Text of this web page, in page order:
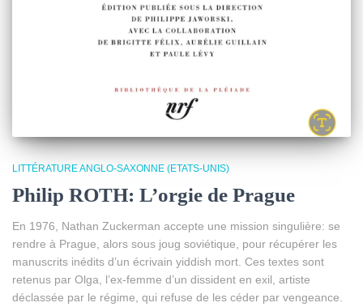
LITTÉRATURE ANGLO-SAXONNE (ETATS-UNIS)
Philip ROTH: L’orgie de Prague
En 1976, Nathan Zuckerman accepte une mission singulière: se
rendre à Prague, alors sous joug soviétique, pour récupérer les
manuscrits inédits d’un écrivain yiddish mort. Ces textes sont
retenus par Olga, l’ex-femme d’un dissident en exil, artiste
déclassée par le régime, qui refuse de les céder par vengeance.